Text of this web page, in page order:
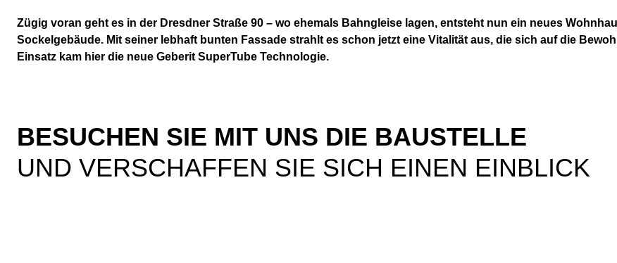
Zügig voran geht es in der Dresdner Straße 90 – wo ehemals Bahngleise lagen, entsteht nun ein neues
Sockelgebäude. Mit seiner lebhaft bunten Fassade strahlt es schon jetzt eine Vitalität aus, die sich auf die
Einsatz kam hier die neue Geberit SuperTube Technologie.
BESUCHEN SIE MIT UNS DIE BAUSTELLE
UND VERSCHAFFEN SIE SICH EINEN EINBLICK